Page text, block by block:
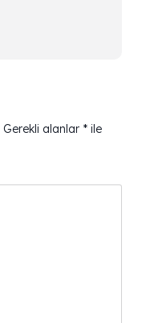
Gerekli alanlar * ile